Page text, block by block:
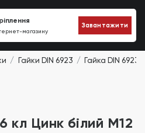
магазину
Завантажити
0
Гайки DIN 6923 Гайка DIN 6923
кл Цинк білий M12